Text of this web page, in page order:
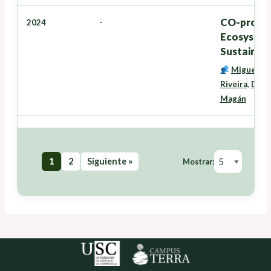
2024 -
CO-
Miguel
Riveira,
Magán
1 2 Siguiente » Mostrar: